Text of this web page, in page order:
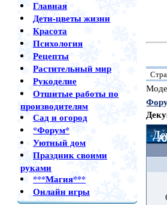
Главная
Дети-цветы жизни
Красота
Психология
Рецепты
Растительный мир
Рукоделие
Отшитые работы по
производителям
Сад и огород
*Форум*
Уютный дом
Праздник своими
руками
***Магия***
Онлайн игры